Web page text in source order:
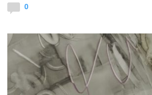
0